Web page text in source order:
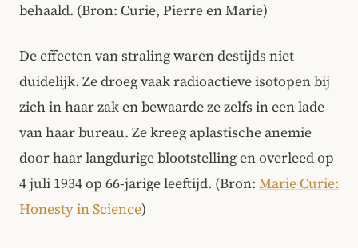
behaald. (Bron: Curie, Pierre en Marie)
De effecten van straling waren destijds niet
duidelijk. Ze droeg vaak radioactieve isotopen bij
zich in haar zak en bewaarde ze zelfs in een lade
van haar bureau. Ze kreeg aplastische anemie
door haar langdurige blootstelling en overleed op
4 juli 1934 op 66-jarige leeftijd. (Bron: Marie Curie:
Honesty in Science)